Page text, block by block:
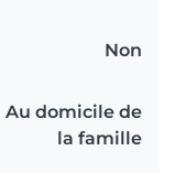
Non
Au domicile de
la famille